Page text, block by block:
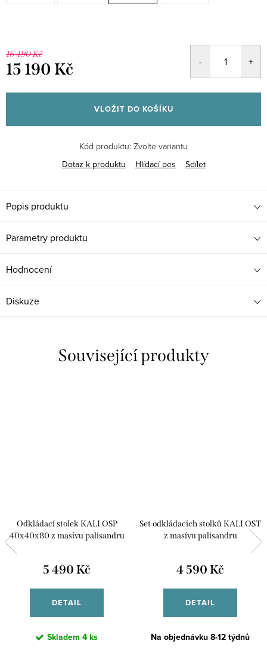
16 490 Kč
15 190 Kč
cena:
VLOŽIT DO KOŠÍKU
Kód produktu: Zvolte variantu
Dotaz k produktu
Hlídací pes Sdílet
Popis produktu
Parametry produktu
Hodnocení
Diskuze
Související produkty
Odkládací stolek KALI OSP
40x40x80 z masívu palisandru
5 490 Kč
DETAIL
Skladem 4 ks
Set odkládacích stolků KALI OST
z masívu palisandru
4 590 Kč
DETAIL
Na objednávku 8-12 týdnů